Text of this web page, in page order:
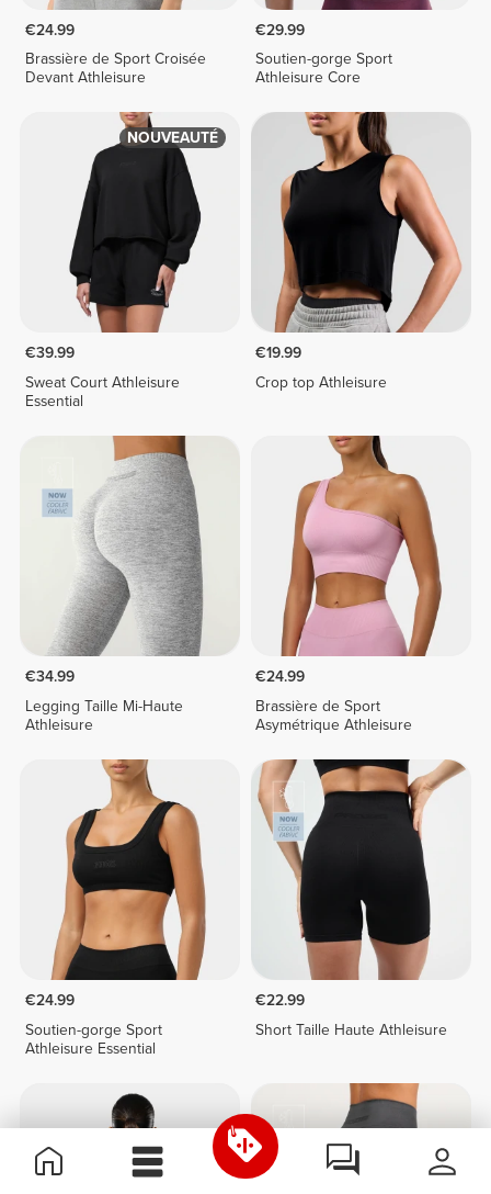
€24.99
Brassière de Sport Croisée
Devant Athleisure
€29.99
Soutien-gorge Sport
Athleisure Core
NOUVEAUTÉ
€39.99
Sweat Court Athleisure
Essential
€19.99
Crop top Athleisure
€34.99
Legging Taille Mi-Haute
Athleisure
€24.99
Brassière de Sport
Asymétrique Athleisure
€24.99
Soutien-gorge Sport
Athleisure Essential
€22.99
Short Taille Haute Athleisure